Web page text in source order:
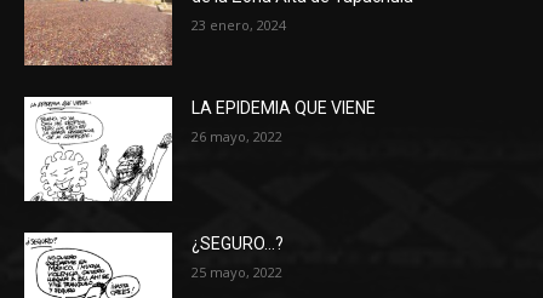
23 enero, 2024
LA EPIDEMIA QUE VIENE
26 mayo, 2022
¿SEGURO…?
25 mayo, 2022